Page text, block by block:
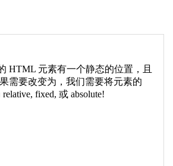
下，所有的 HTML 元素有一个静态的位置